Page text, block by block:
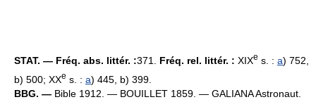
STAT. — Fréq. abs. littér. :371. Fréq. rel. littér. : XIXe s. : a) 752,
b) 500; XXe s. : a) 445, b) 399.
BBG. — Bible 1912. — BOUILLET 1859. — GALIANA Astronaut.